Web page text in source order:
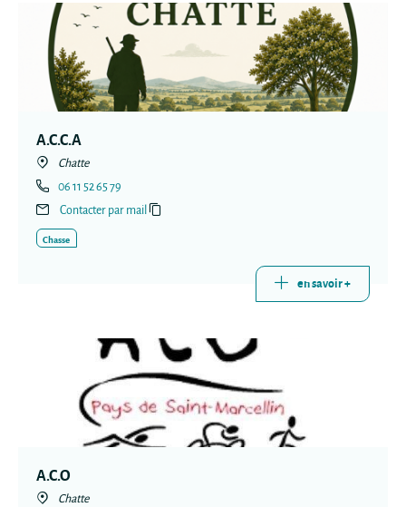
A.C.C.A
Chatte
06 11 52 65 79
Contacter par mail
Chasse
en savoir +
A.C.O
Chatte